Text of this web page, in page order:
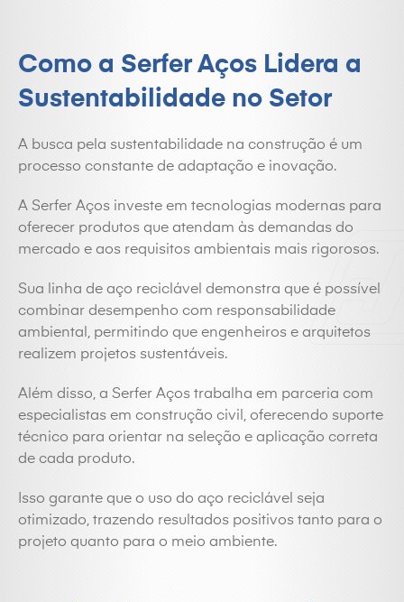
Como a Serfer Aços Lidera a
Sustentabilidade no Setor
A busca pela sustentabilidade na construção é um
processo constante de adaptação e inovação.
A Serfer Aços investe em tecnologias modernas para
oferecer produtos que atendam às demandas do
mercado e aos requisitos ambientais mais rigorosos.
Sua linha de aço reciclável demonstra que é possível
combinar desempenho com responsabilidade
ambiental, permitindo que engenheiros e arquitetos
realizem projetos sustentáveis.
Além disso, a Serfer Aços trabalha em parceria com
especialistas em construção civil, oferecendo suporte
técnico para orientar na seleção e aplicação correta
de cada produto.
Isso garante que o uso do aço reciclável seja
otimizado, trazendo resultados positivos tanto para o
projeto quanto para o meio ambiente.